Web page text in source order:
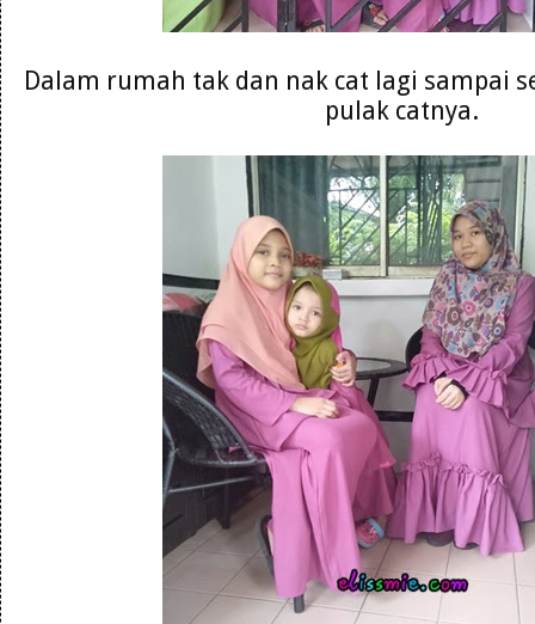
Dalam rumah tak dan nak cat lagi sampai
pulak catnya.